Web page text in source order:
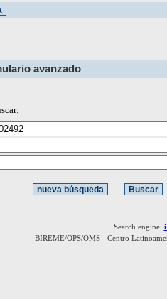
avanzado
Search engine:
BIREME/OPS/OMS - Centro